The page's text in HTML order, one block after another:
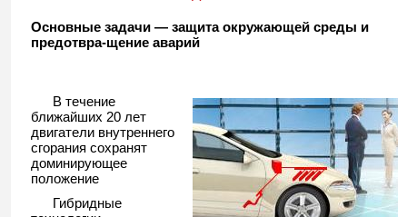
Основные задачи — защита окружающей среды и
предотвра-щение аварий
В течение
ближайших 20 лет
двигатели внутреннего
сгорания сохранят
доминирующее
положение
Гибридные